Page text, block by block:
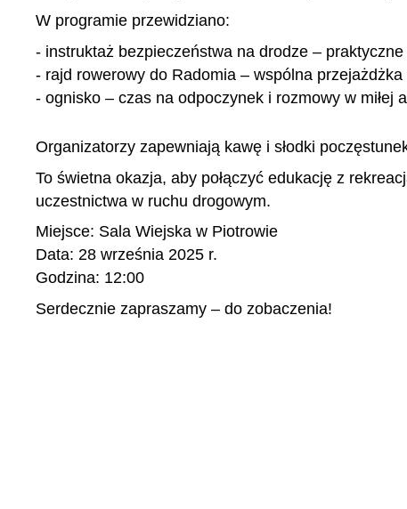
W programie przewidziano:
- instruktaż bezpieczeństwa na drodze –
- rajd rowerowy do Radomia – wspólna przejażdżka
- ognisko – czas na odpoczynek i rozmowy w miłej
Organizatorzy zapewniają kawę i słodki
To świetna okazja, aby połączyć edukację z
uczestnictwa w ruchu drogowym.
Miejsce: Sala Wiejska w Piotrowie
Data: 28 września 2025 r.
Godzina: 12:00
Serdecznie zapraszamy – do zobaczenia!